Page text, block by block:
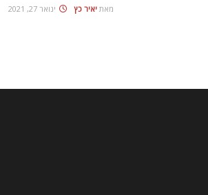
מאת יאיר כץ ינואר 27, 2021